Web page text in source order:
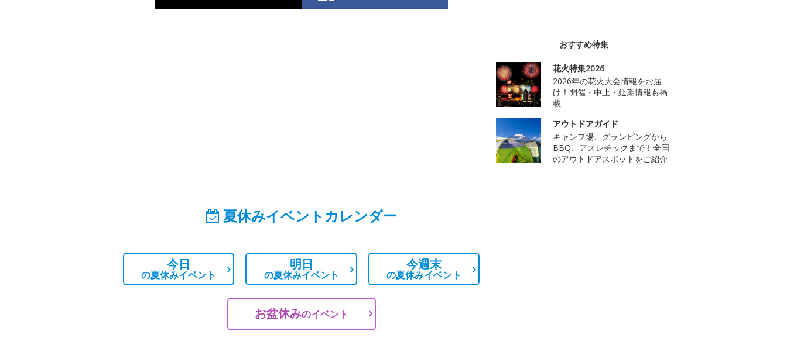
夏休みイベントカレンダー
今日
の夏休みイベント
明日
の夏休みイベント
今週末
の夏休みイベント
お盆休みのイベント
おすすめ特集
花火特集2026
2026年の花火大会情報をお届
け！開催・中止・延期情報も掲
載
アウトドアガイド
キャンプ場、グランピングから
BBQ、アスレチックまで！全国
のアウトドアスポットをご紹介